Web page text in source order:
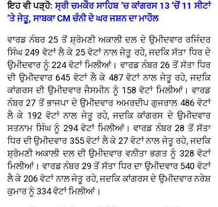
ਇਹ ਵੀ ਪੜ੍ਹੋ:ਸ੍ਰੀ ਚਮਕੌਰ ਸਾਹਿਬ ’ਚ ਕਾਂਗਰਸ 13 ’ਚੋਂ 11 ਸੀਟਾਂ
’ਤੇ ਜੇਤੂ, ਸਾਬਕਾ CM ਚੰਨੀ ਦੇ ਘਰ ਜਸ਼ਨ ਦਾ ਮਾਹੌਲ
ਵਾਰਡ ਨੰਬਰ 25 ਤੋਂ ਸ਼੍ਰੋਮਣੀ ਅਕਾਲੀ ਦਲ ਦੇ ਉਮੀਦਵਾਰ ਰਜਿੰਦਰ
ਸਿੰਘ 249 ਵੋਟਾਂ ਲੈ ਕੇ 25 ਵੋਟਾਂ ਨਾਲ ਜੇਤੂ ਰਹੇ, ਜਦਕਿ ਸੱਤਾ ਧਿਰ ਦੇ
ਉਮੀਦਵਾਰ ਨੂੰ 224 ਵੋਟਾਂ ਮਿਲੀਆਂ। ਵਾਰਡ ਨੰਬਰ 26 ਤੋਂ ਸੱਤਾ ਧਿਰ
ਦੀ ਉਮੀਦਵਾਰ 645 ਵੋਟਾਂ ਲੈ ਕੇ 487 ਵੋਟਾਂ ਨਾਲ ਜੇਤੂ ਰਹੇ, ਜਦਕਿ
ਕਾਂਗਰਸ ਦੀ ਉਮੀਦਵਾਰ ਜੈਸਮੀਨ ਨੂੰ 158 ਵੋਟਾਂ ਮਿਲੀਆਂ। ਵਾਰਡ
ਨੰਬਰ 27 ਤੋਂ ਭਾਜਪਾ ਦੇ ਉਮੀਦਵਾਰ ਅਮਰਦੀਪ ਗੁਜਰਾਲ 486 ਵੋਟਾਂ
ਲੈ ਕੇ 192 ਵੋਟਾਂ ਨਾਲ ਜੇਤੂ ਰਹੇ, ਜਦਕਿ ਕਾਂਗਰਸ ਦੇ ਉਮੀਦਵਾਰ
ਸਤਨਾਮ ਸਿੰਘ ਨੂੰ 294 ਵੋਟਾਂ ਮਿਲੀਆਂ। ਵਾਰਡ ਨੰਬਰ 28 ਤੋਂ ਸੱਤਾ
ਧਿਰ ਦੀ ਉਮੀਦਵਾਰ 355 ਵੋਟਾਂ ਲੈ ਕੇ 27 ਵੋਟਾਂ ਨਾਲ ਜੇਤੂ ਰਹੇ, ਜਦਕਿ
ਸ਼੍ਰੋਮਣੀ ਅਕਾਲੀ ਦਲ ਦੀ ਉਮੀਦਵਾਰ ਵਨੀਤਾ ਭਗਤ ਨੂੰ 328 ਵੋਟਾਂ
ਮਿਲੀਆਂ। ਵਾਰਡ ਨੰਬਰ 29 ਤੋਂ ਸੱਤਾ ਧਿਰ ਦਾ ਉਮੀਦਵਾਰ 540 ਵੋਟਾਂ
ਲੈ ਕੇ 206 ਵੋਟਾਂ ਨਾਲ ਜੇਤੂ ਰਹੇ, ਜਦਕਿ ਕਾਂਗਰਸ ਦੇ ਉਮੀਦਵਾਰ ਨਰੇਸ਼
ਕੁਮਾਰ ਨੂੰ 334 ਵੋਟਾਂ ਮਿਲੀਆਂ।